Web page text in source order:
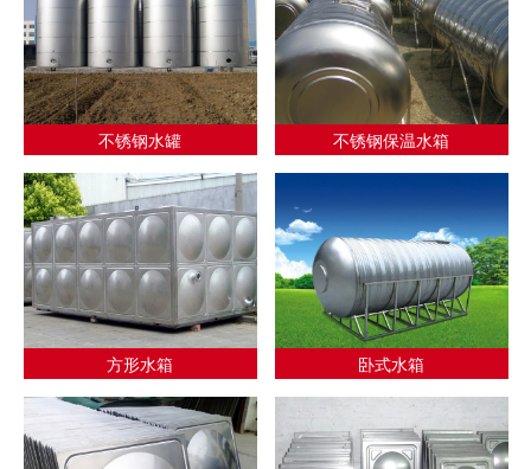
不锈钢水罐 不锈钢保温水箱
方形水箱 卧式水箱